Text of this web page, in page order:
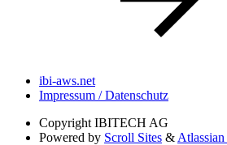
ibi-aws.net
Impressum / Datenschutz
Copyright IBITECH AG
Powered by Scroll Sites &